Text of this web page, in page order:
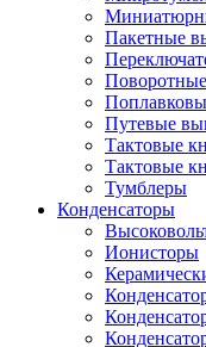
Пакетные
Путевые
Тактовые
Тактовые
Тумблеры
Конденсаторы
Ионисторы